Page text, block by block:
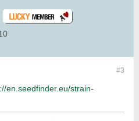
#3
en.seedfinder.eu/strain-